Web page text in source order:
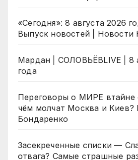
«Сегодня»: 8 августа 2026
Выпуск новостей | Новости
Мардан | СОЛОВЬЁВLIVE | 8
года
Переговоры о МИРЕ втайне
чём молчат Москва и
Бондаренко
Засекреченные списки —
отвага? Самые страшные